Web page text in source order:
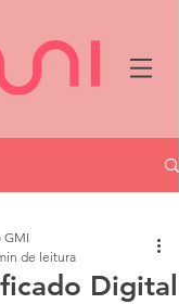
Digital
GMI
de leitura